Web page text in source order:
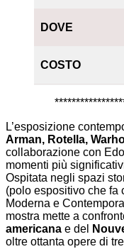
DOVE
COSTO
L’esposizione
Arman, Rotella,
collaborazione con
momenti più
Ospitata negli spazi
(polo espositivo che fa
Moderna e
mostra mette a
americana e del
oltre ottanta opere di